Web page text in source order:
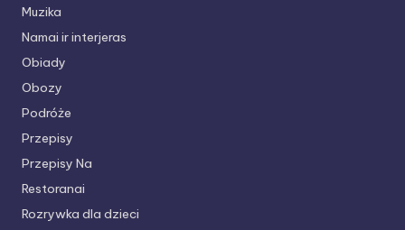
Muzika
Namai ir interjeras
Obiady
Obozy
Podróże
Przepisy
Przepisy Na
Restoranai
Rozrywka dla dzieci